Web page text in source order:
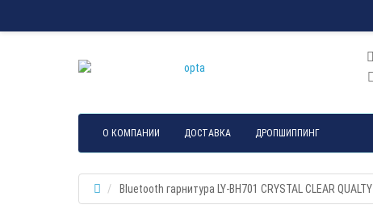
О КОМПАНИИ ДОСТАВКА ДРОПШИППИНГ
Bluetooth гарнитура LY-BH701 CRYSTAL CLEAR QUALTY